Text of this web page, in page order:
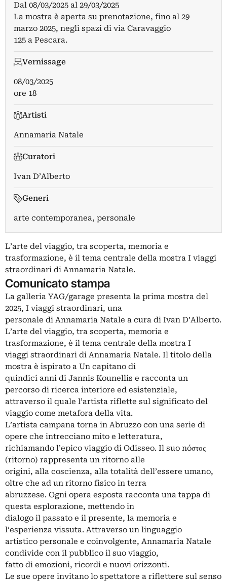
Dal 08/03/2025 al 29/03/2025
La mostra è aperta su prenotazione, fino al 29
marzo 2025, negli spazi di via Caravaggio
125 a Pescara.
Vernissage
08/03/2025
ore 18
Artisti
Annamaria Natale
Curatori
Ivan D’Alberto
Generi
arte contemporanea, personale
L’arte del viaggio, tra scoperta, memoria e
trasformazione, è il tema centrale della mostra I viaggi
straordinari di Annamaria Natale.
Comunicato stampa
La galleria YAG/garage presenta la prima mostra del
2025, I viaggi straordinari, una
personale di Annamaria Natale a cura di Ivan D’Alberto.
L’arte del viaggio, tra scoperta, memoria e
trasformazione, è il tema centrale della mostra I
viaggi straordinari di Annamaria Natale. Il titolo della
mostra è ispirato a Un capitano di
quindici anni di Jannis Kounellis e racconta un
percorso di ricerca interiore ed esistenziale,
attraverso il quale l’artista riflette sul significato del
viaggio come metafora della vita.
L’artista campana torna in Abruzzo con una serie di
opere che intrecciano mito e letteratura,
richiamando l’epico viaggio di Odisseo. Il suo nóστος
(ritorno) rappresenta un ritorno alle
origini, alla coscienza, alla totalità dell’essere umano,
oltre che ad un ritorno fisico in terra
abruzzese. Ogni opera esposta racconta una tappa di
questa esplorazione, mettendo in
dialogo il passato e il presente, la memoria e
l’esperienza vissuta. Attraverso un linguaggio
artistico personale e coinvolgente, Annamaria Natale
condivide con il pubblico il suo viaggio,
fatto di emozioni, ricordi e nuovi orizzonti.
Le sue opere invitano lo spettatore a riflettere sul senso